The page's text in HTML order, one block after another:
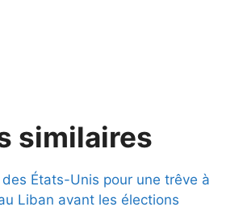
similaires
des États-Unis pour une trêve à
Liban avant les élections